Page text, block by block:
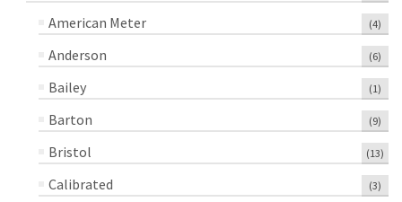
American Meter (4)
Anderson (6)
Bailey (1)
Barton (9)
Bristol (13)
Calibrated (3)